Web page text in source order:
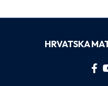
HRVATSKA